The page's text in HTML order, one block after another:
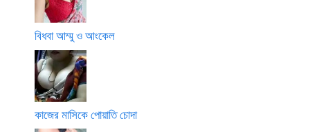
বিধবা আম্মু ও আংকেল
কাজের মাসিকে পোয়াতি চোদা